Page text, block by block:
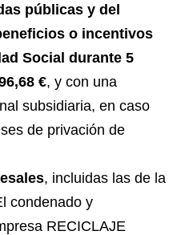
públicas y del
o incentivos
Social durante 5
€, y con una
subsidiaria, en caso
de privación de
, incluidas las de la
condenado y
RECICLAJE